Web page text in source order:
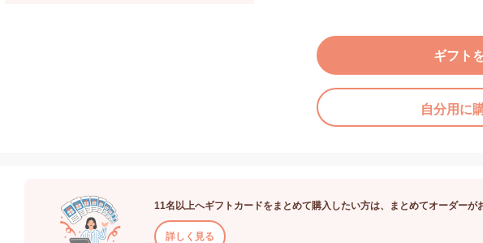
ギフト
自分用に
11名以上へギフトカードをまとめて購入したい方は、まとめてオーダーが
詳しく見る